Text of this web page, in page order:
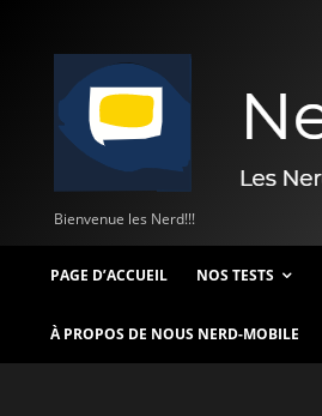
Bienvenue les Nerd!!!
PAGE D’ACCUEIL NOS TESTS
À PROPOS DE NOUS NERD-MOBILE